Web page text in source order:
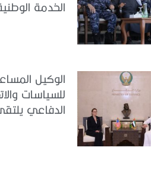
الخدمة
الوكيل
للسياسات
الدفاعي